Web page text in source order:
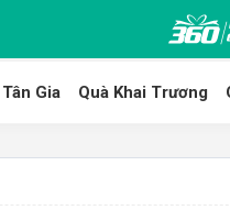
Gia Quà Khai Trương